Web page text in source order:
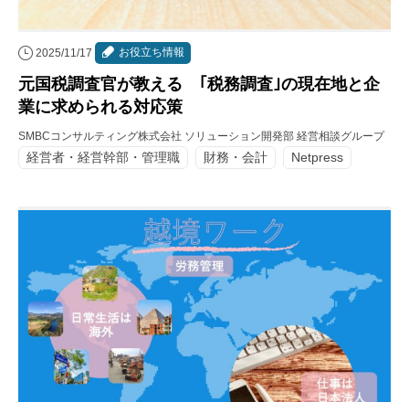
2025/11/17 お役立ち情報
元国税調査官が教える ｢税務調査｣の現在地と企
業に求められる対応策
SMBCコンサルティング株式会社 ソリューション開発部 経営相談グループ
経営者・経営幹部・管理職 財務・会計 Netpress